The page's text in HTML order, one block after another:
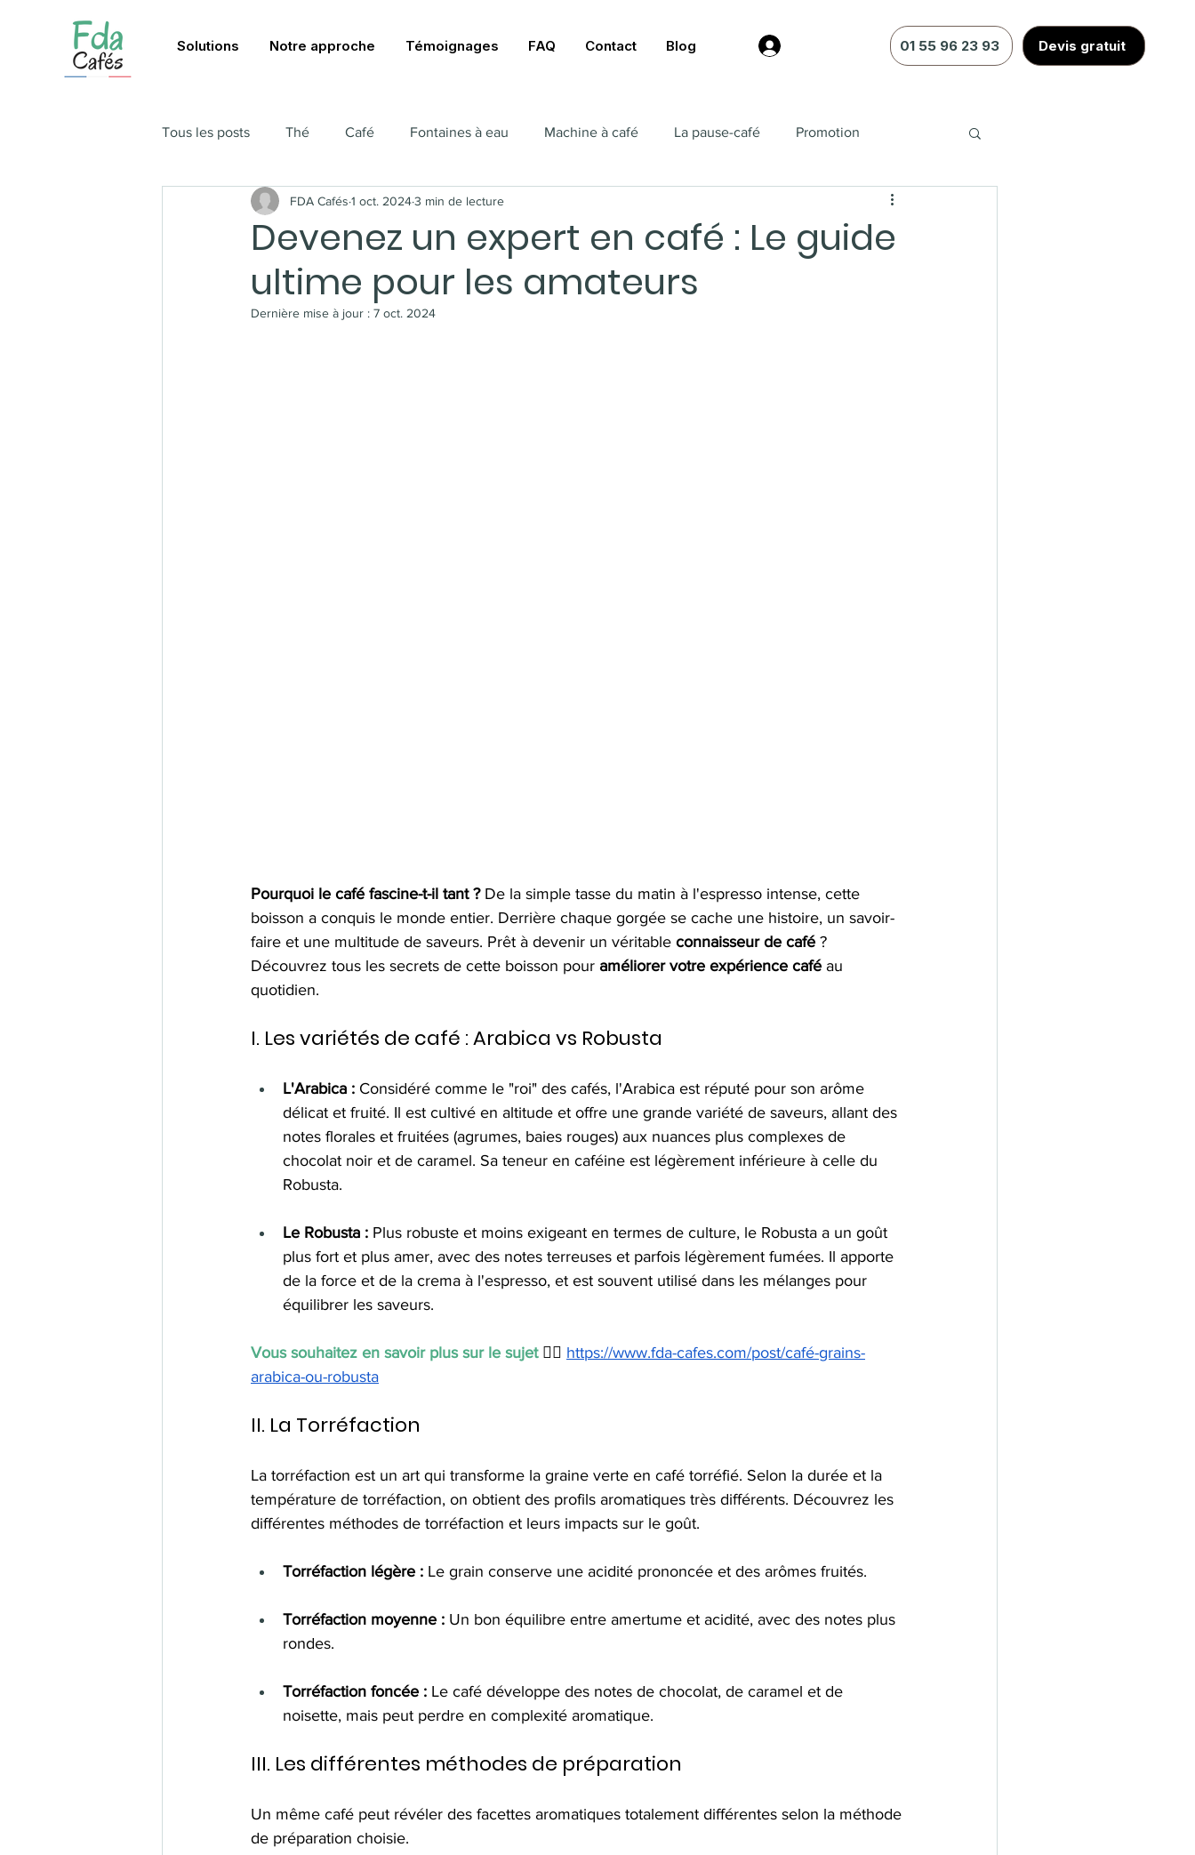
Solutions Notre approche Témoignages FAQ Contact Blog 01 55 96 23 93 Devis gratuit
Tous les posts Thé Café Fontaines à eau Machine à café La pause-café Promotion
Devenez un expert en café : Le guide
ultime pour les amateurs
FDA Cafés 1 oct. 20243 min de lecture
Dernière mise à jour : 7 oct. 2024
Pourquoi le café fascine-t-il tant ? De la simple tasse du matin à l'espresso intense, cette
boisson a conquis le monde entier. Derrière chaque gorgée se cache une histoire, un savoir-
faire et une multitude de saveurs. Prêt à devenir un véritable connaisseur de café ?
Découvrez tous les secrets de cette boisson pour améliorer votre expérience café au
quotidien.
I. Les variétés de café : Arabica vs Robusta
L'Arabica : Considéré comme le "roi" des cafés, l'Arabica est réputé pour son arôme
délicat et fruité. Il est cultivé en altitude et offre une grande variété de saveurs, allant des
notes florales et fruitées (agrumes, baies rouges) aux nuances plus complexes de
chocolat noir et de caramel. Sa teneur en caféine est légèrement inférieure à celle du
Robusta.
Le Robusta : Plus robuste et moins exigeant en termes de culture, le Robusta a un goût
plus fort et plus amer, avec des notes terreuses et parfois légèrement fumées. Il apporte
de la force et de la crema à l'espresso, et est souvent utilisé dans les mélanges pour
équilibrer les saveurs.
Vous souhaitez en savoir plus sur le sujet 👉🏼 https://www.fda-cafes.com/post/café-grains-
arabica-ou-robusta
II. La Torréfaction
La torréfaction est un art qui transforme la graine verte en café torréfié. Selon la durée et la
température de torréfaction, on obtient des profils aromatiques très différents. Découvrez les
différentes méthodes de torréfaction et leurs impacts sur le goût.
Torréfaction légère : Le grain conserve une acidité prononcée et des arômes fruités.
Torréfaction moyenne : Un bon équilibre entre amertume et acidité, avec des notes plus
rondes.
Torréfaction foncée : Le café développe des notes de chocolat, de caramel et de
noisette, mais peut perdre en complexité aromatique.
III. Les différentes méthodes de préparation
Un même café peut révéler des facettes aromatiques totalement différentes selon la méthode
de préparation choisie.